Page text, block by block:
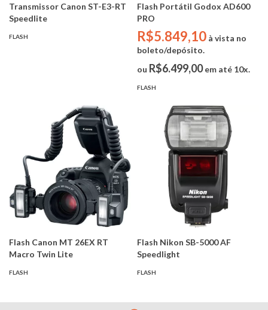
Transmissor Canon ST-E3-RT
Speedlite
FLASH
Flash Portátil Godox AD600
PRO
R$5.849,10 à vista no
boleto/depósito.
ou R$6.499,00em até 10x.
FLASH
Flash Canon MT 26EX RT
Macro Twin Lite
FLASH
Flash Nikon SB-5000 AF
Speedlight
FLASH